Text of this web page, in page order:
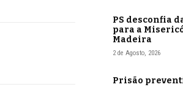
PS desconfia
para a
Madeira
2 de Agosto, 2026
Prisão